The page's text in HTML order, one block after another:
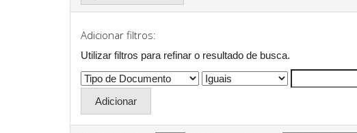
Adicionar filtros:
Utilizar filtros para refinar o resultado de busca.